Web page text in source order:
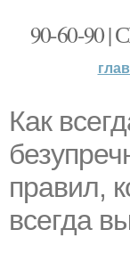
90-60-
Как
правил,
всегда